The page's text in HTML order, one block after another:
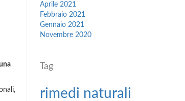
Aprile 2021
Febbraio 2021
Gennaio 2021
Novembre 2020
Tag
rimedi naturali